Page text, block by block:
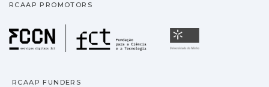
RCAAP PROMOTORS
Fundação para a
RCAAP FUNDERS